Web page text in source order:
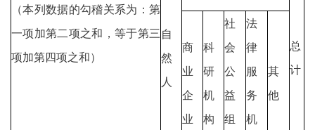
（本列数据的勾稽关系为：第
一项加第二项之和，等于第三
项加第四项之和）
自
然
人
总
计
商
业
企
业
科
研
机
构
社
会
公
益
组
法
律
服
务
机
其
他